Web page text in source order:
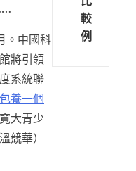
。中國科
將引領
系統聯
包養一個
大青少
競華）
較
例